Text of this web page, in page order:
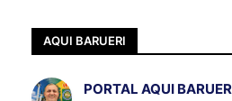
AQUI BARUERI
PORTAL AQUI